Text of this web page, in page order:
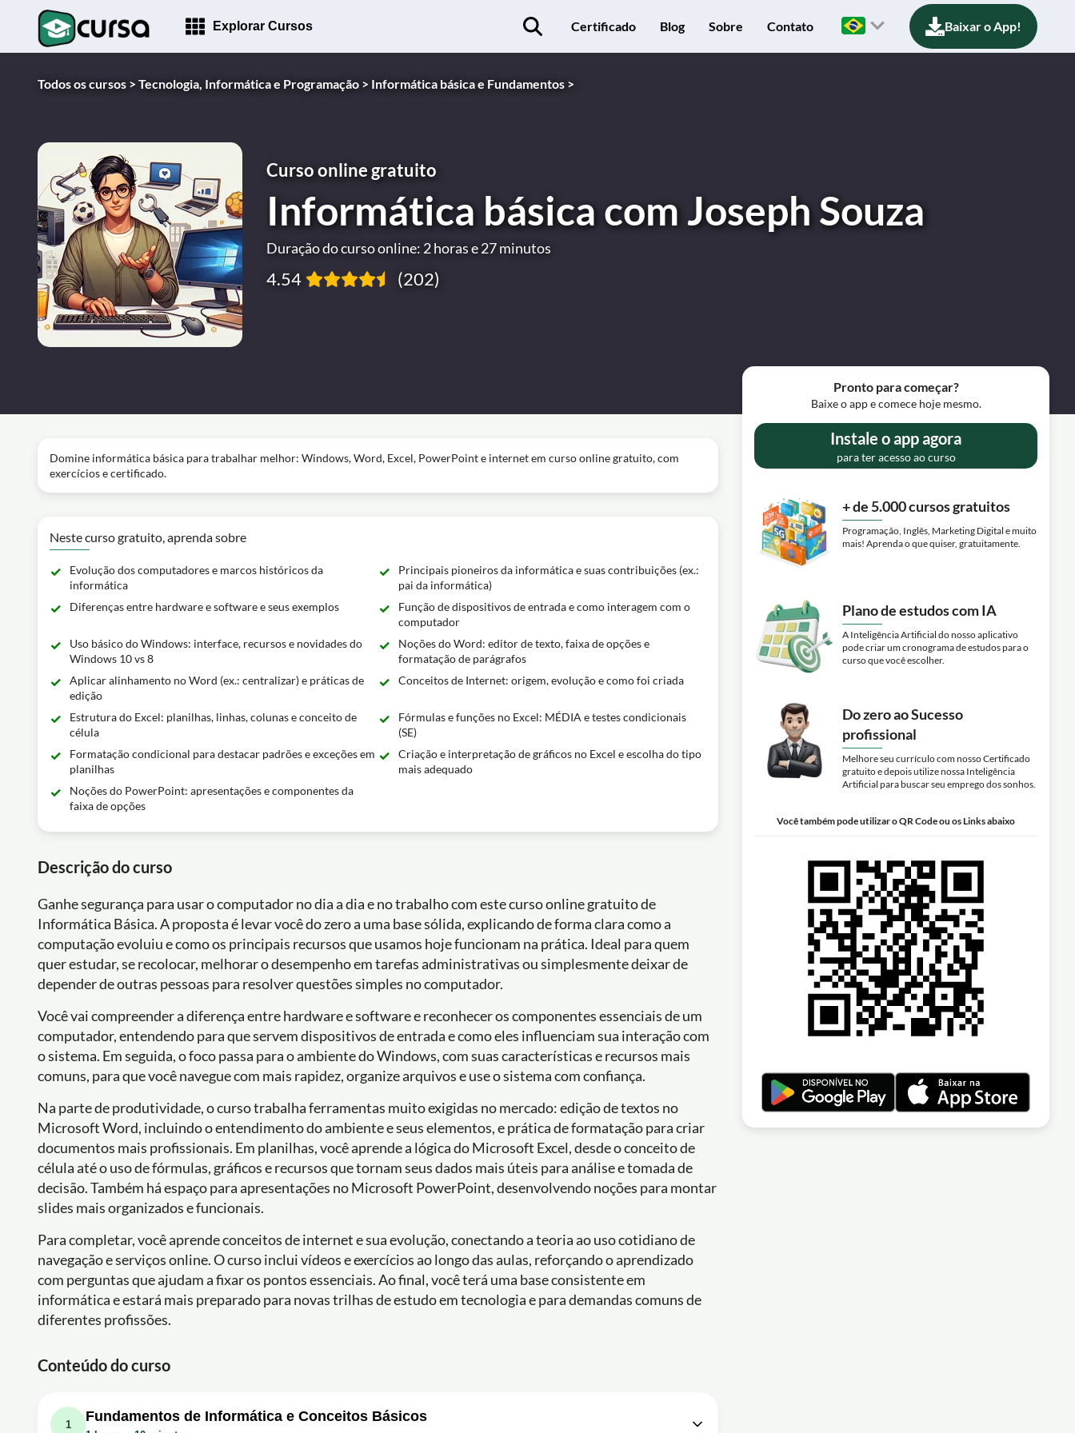
Explorar Cursos Certificado Blog Sobre Contato Baixar o App!
Todos os cursos >Tecnologia, Informática e Programação > Informática básica e Fundamentos >
Curso online gratuito
Informática básica com Joseph Souza
Duração do curso online: 2 horas e 27 minutos
4.54 (202)
Domine informática básica para trabalhar melhor: Windows, Word, Excel, PowerPoint e internet em curso online gratuito, com
exercícios e certificado.
Neste curso gratuito, aprenda sobre
Evolução dos computadores e marcos históricos da
informática
Principais pioneiros da informática e suas contribuições (ex.:
pai da informática)
Diferenças entre hardware e software e seus exemplos
Função de dispositivos de entrada e como interagem com o
computador
Uso básico do Windows: interface, recursos e novidades do
Windows 10 vs 8
Noções do Word: editor de texto, faixa de opções e
formatação de parágrafos
Aplicar alinhamento no Word (ex.: centralizar) e práticas de
edição
Conceitos de Internet: origem, evolução e como foi criada
Estrutura do Excel: planilhas, linhas, colunas e conceito de
célula
Fórmulas e funções no Excel: MÉDIA e testes condicionais
(SE)
Formatação condicional para destacar padrões e exceções em
planilhas
Criação e interpretação de gráficos no Excel e escolha do tipo
mais adequado
Noções do PowerPoint: apresentações e componentes da
faixa de opções
Descrição do curso
Ganhe segurança para usar o computador no dia a dia e no trabalho com este curso online gratuito de
Informática Básica. A proposta é levar você do zero a uma base sólida, explicando de forma clara como a
computação evoluiu e como os principais recursos que usamos hoje funcionam na prática. Ideal para quem
quer estudar, se recolocar, melhorar o desempenho em tarefas administrativas ou simplesmente deixar de
depender de outras pessoas para resolver questões simples no computador.
Você vai compreender a diferença entre hardware e software e reconhecer os componentes essenciais de um
computador, entendendo para que servem dispositivos de entrada e como eles influenciam sua interação com
o sistema. Em seguida, o foco passa para o ambiente do Windows, com suas características e recursos mais
comuns, para que você navegue com mais rapidez, organize arquivos e use o sistema com confiança.
Na parte de produtividade, o curso trabalha ferramentas muito exigidas no mercado: edição de textos no
Microsoft Word, incluindo o entendimento do ambiente e seus elementos, e prática de formatação para criar
documentos mais profissionais. Em planilhas, você aprende a lógica do Microsoft Excel, desde o conceito de
célula até o uso de fórmulas, gráficos e recursos que tornam seus dados mais úteis para análise e tomada de
decisão. Também há espaço para apresentações no Microsoft PowerPoint, desenvolvendo noções para montar
slides mais organizados e funcionais.
Para completar, você aprende conceitos de internet e sua evolução, conectando a teoria ao uso cotidiano de
navegação e serviços online. O curso inclui vídeos e exercícios ao longo das aulas, reforçando o aprendizado
com perguntas que ajudam a fixar os pontos essenciais. Ao final, você terá uma base consistente em
informática e estará mais preparado para novas trilhas de estudo em tecnologia e para demandas comuns de
diferentes profissões.
Conteúdo do curso
1
Fundamentos de Informática e Conceitos Básicos
Pronto para começar?
Baixe o app e comece hoje mesmo.
Instale o app agora
para ter acesso ao curso
+ de 5.000 cursos gratuitos
Programação, Inglês, Marketing Digital e muito
mais! Aprenda o que quiser, gratuitamente.
Plano de estudos com IA
A Inteligência Artificial do nosso aplicativo
pode criar um cronograma de estudos para o
curso que você escolher.
Do zero ao Sucesso
profissional
Melhore seu currículo com nosso Certificado
gratuito e depois utilize nossa Inteligência
Artificial para buscar seu emprego dos sonhos.
Você também pode utilizar o QR Code ou os Links abaixo